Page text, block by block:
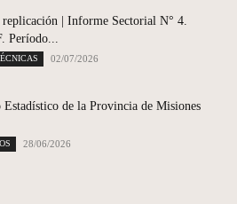
replicación | Informe Sectorial N° 4.
Período...
02/07/2026
Estadístico de la Provincia de Misiones
28/06/2026